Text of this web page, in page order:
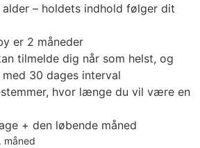
– holdets indhold følger dit
er 2 måneder
tilmelde dig når som helst, og
30 dages interval
hvor længe du vil være en
+ den løbende måned
måned